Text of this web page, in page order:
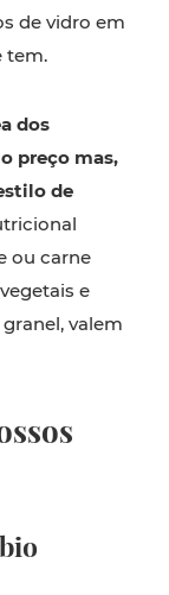
de vidro em
tem.
dos
preço mas,
de
ou carne
e
valem